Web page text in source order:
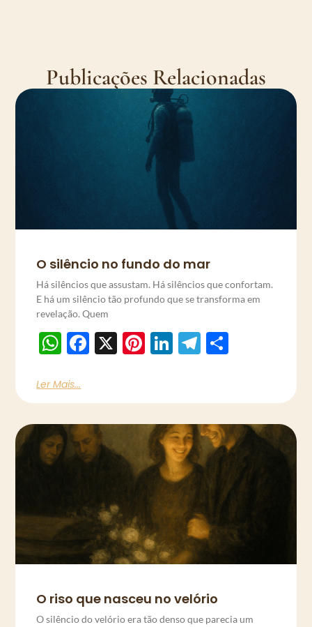
Publicações Relacionadas
O silêncio no fundo do mar
Há silêncios que assustam. Há silêncios que confortam.
E há um silêncio tão profundo que se transforma em
revelação. Quem
WhatsApp
Facebook
X Pinterest
LinkedIn
Telegram
Ler Mais...
O riso que nasceu no velório
O silêncio do velório era tão denso que parecia um